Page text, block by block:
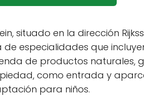
situado en la dirección
especialidades que
de productos naturales,
como entrada y
para niños.